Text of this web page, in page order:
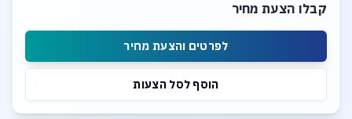
קבלו הצעת מחיר
לפרטים והצעת מחיר
הוסף לסל הצעות